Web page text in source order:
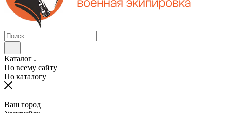
Каталог
По всему сайту
По каталогу
Ваш город